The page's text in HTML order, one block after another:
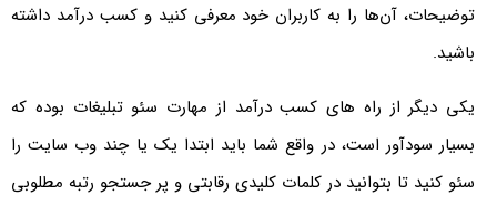
توضیحات، آن‌ها را به کاربران خود معرفی کنید و کسب درآمد داشته
باشید.
یکی دیگر از راه های کسب درآمد از مهارت سئو تبلیغات بوده که
بسیار سودآور است، در واقع شما باید ابتدا یک یا چند وب سایت را
سئو کنید تا بتوانید در کلمات کلیدی رقابتی و پر جستجو رتبه مطلوبی